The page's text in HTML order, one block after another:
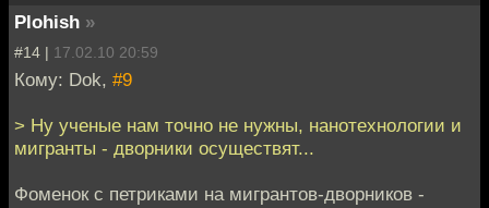
Plohish »
#14 | 17.02.10 20:59
Кому: Dok, #9
> Ну ученые нам точно не нужны, нанотехнологии и
мигранты - дворники осуществят...
Фоменок с петриками на мигрантов-дворников -